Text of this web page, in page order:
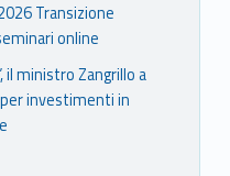
Transizione
online
il ministro Zangrillo a
investimenti in